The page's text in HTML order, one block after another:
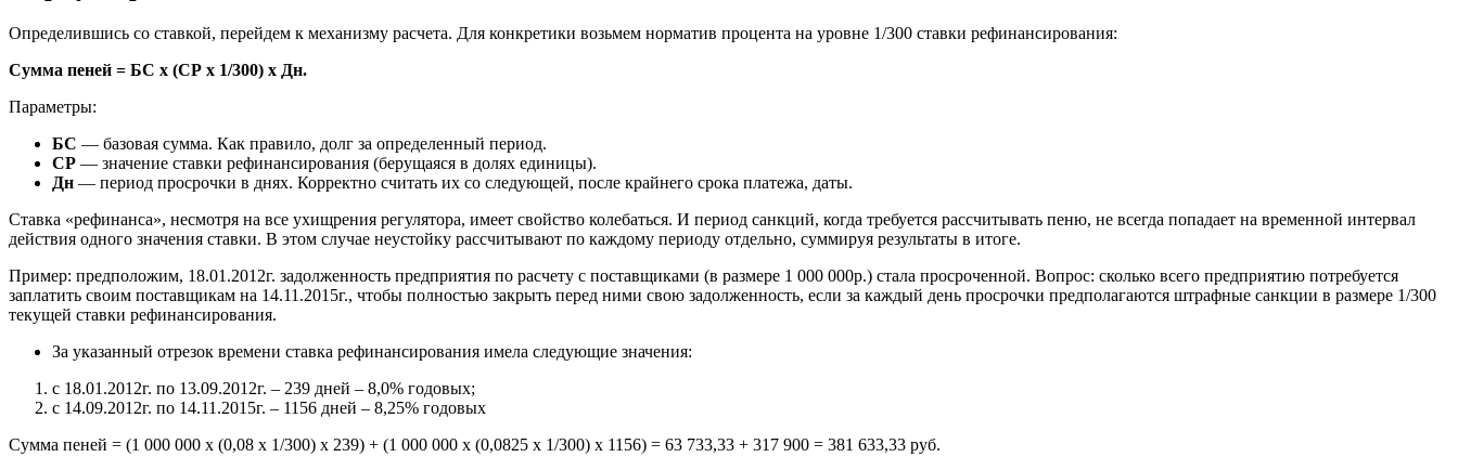
Определившись со ставкой, перейдем к механизму расчета. Для конкретики возьмем норматив процента на уровне 1/300 ставки рефинансирования:
Сумма пеней = БС x (СР х 1/300) x Дн.
Параметры:
БС — базовая сумма. Как правило, долг за определенный период.
СР — значение ставки рефинансирования (берущаяся в долях единицы).
Дн — период просрочки в днях. Корректно считать их со следующей, после крайнего срока платежа, даты.
Ставка «рефинанса», несмотря на все ухищрения регулятора, имеет свойство колебаться. И период санкций, когда требуется рассчитывать пеню, не всегда попадает на временной интервал
действия одного значения ставки. В этом случае неустойку рассчитывают по каждому периоду отдельно, суммируя результаты в итоге.
Пример: предположим, 18.01.2012г. задолженность предприятия по расчету с поставщиками (в размере 1 000 000р.) стала просроченной. Вопрос: сколько всего предприятию потребуется
заплатить своим поставщикам на 14.11.2015г., чтобы полностью закрыть перед ними свою задолженность, если за каждый день просрочки предполагаются штрафные санкции в размере 1/300
текущей ставки рефинансирования.
За указанный отрезок времени ставка рефинансирования имела следующие значения:
с 18.01.2012г. по 13.09.2012г. – 239 дней – 8,0% годовых;
с 14.09.2012г. по 14.11.2015г. – 1156 дней – 8,25% годовых
Сумма пеней = (1 000 000 х (0,08 х 1/300) х 239) + (1 000 000 х (0,0825 х 1/300) х 1156) = 63 733,33 + 317 900 = 381 633,33 руб.